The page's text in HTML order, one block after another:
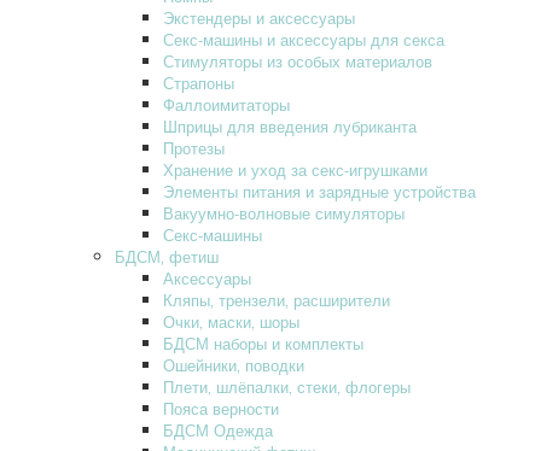
Экстендеры и аксессуары
Секс-машины и аксессуары для секса
Стимуляторы из особых материалов
Страпоны
Фаллоимитаторы
Шприцы для введения лубриканта
Протезы
Хранение и уход за секс-игрушками
Элементы питания и зарядные устройства
Вакуумно-волновые симуляторы
Секс-машины
БДСМ‚ фетиш
Аксессуары
Кляпы‚ трензели‚ расширители
Очки‚ маски‚ шоры
БДСМ наборы и комплекты
Ошейники‚ поводки
Плети‚ шлёпалки‚ стеки‚ флогеры
Пояса верности
БДСМ Одежда